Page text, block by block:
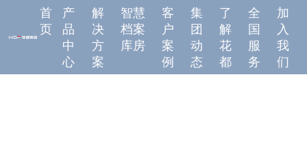
首
页
产
品
中
心
解
决
方
案
智慧
档案
库房
客
户
案
例
集
团
动
态
了
解
花
都
全
国
服
务
加
入
我
们